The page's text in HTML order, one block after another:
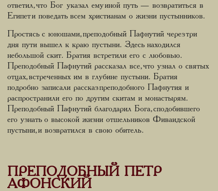
ответил, что Бог указал ему иной путь — возвратиться в
Египет и поведать всем христианам о жизни пустынников.
Простясь с юношами, преподобный Пафнутий через три
дня пути вышел к краю пустыни. Здесь находился
небольшой скит. Братия встретили его с любовью.
Преподобный Пафнутий рассказал все, что узнал о святых
отцах, встреченных им в глубине пустыни. Братия
подробно записали рассказ преподобного Пафнутия и
распространили его по другим скитам и монастырям.
Преподобный Пафнутий благодарил Бога, сподобившего
его узнать о высокой жизни отшельников Фиваидской
пустыни, и возвратился в свою обитель.
ПРЕПОДОБНЫЙ ПЕТР
АФОНСКИЙ